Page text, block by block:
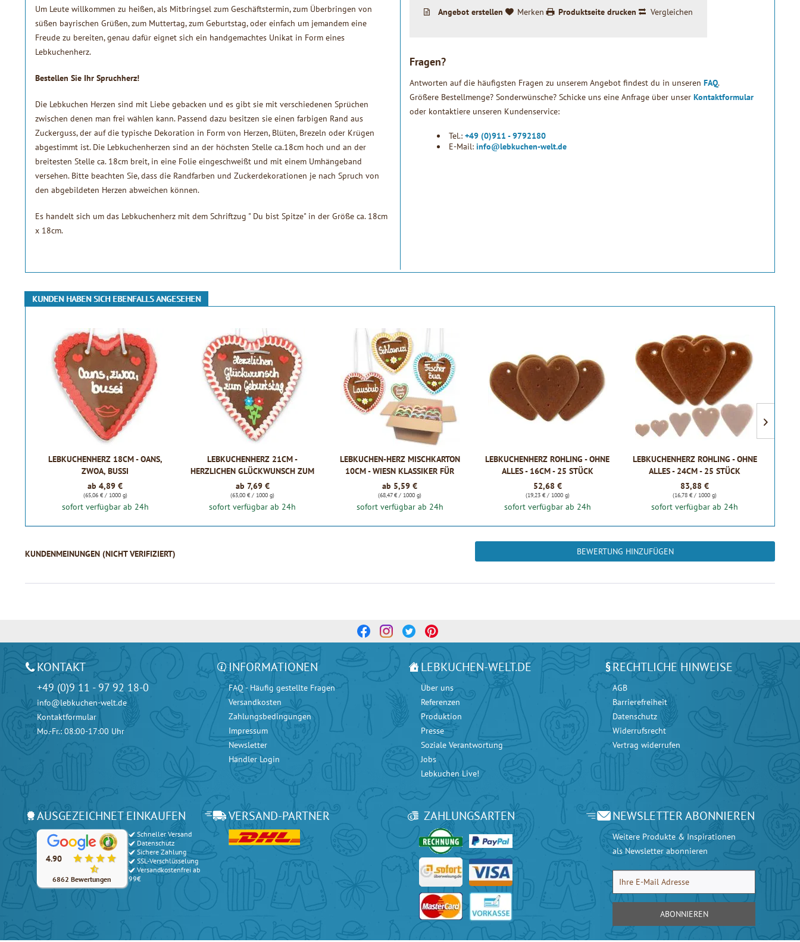
Um Leute willkommen zu heißen, als Mitbringsel zum Geschäftstermin, zum Überbringen von
süßen bayrischen Grüßen, zum Muttertag, zum Geburtstag, oder einfach um jemandem eine
Freude zu bereiten, genau dafür eignet sich ein handgemachtes Unikat in Form eines
Lebkuchenherz.
Bestellen Sie Ihr Spruchherz!
Die Lebkuchen Herzen sind mit Liebe gebacken und es gibt sie mit verschiedenen Sprüchen
zwischen denen man frei wählen kann. Passend dazu besitzen sie einen farbigen Rand aus
Zuckerguss, der auf die typische Dekoration in Form von Herzen, Blüten, Brezeln oder Krügen
abgestimmt ist. Die Lebkuchenherzen sind an der höchsten Stelle ca.18cm hoch und an der
breitesten Stelle ca. 18cm breit, in eine Folie eingeschweißt und mit einem Umhängeband
versehen. Bitte beachten Sie, dass die Randfarben und Zuckerdekorationen je nach Spruch von
den abgebildeten Herzen abweichen können.
Es handelt sich um das Lebkuchenherz mit dem Schriftzug " Du bist Spitze" in der Größe ca. 18cm
x 18cm.
Angebot erstellen
Merken Produktseite drucken Vergleichen
Fragen?
Antworten auf die häufigsten Fragen zu unserem Angebot findest du in unseren FAQ.
Größere Bestellmenge? Sonderwünsche? Schicke uns eine Anfrage über unser Kontaktformular
oder kontaktiere unseren Kundenservice:
Tel.: +49 (0)911 - 9792180
E-Mail: info@lebkuchen-welt.de
KUNDEN HABEN SICH EBENFALLS ANGESEHEN
LEBKUCHENHERZ 18CM - OANS,
ZWOA, BUSSI
ab 4,89 €
(65,06 € / 1000 g)
sofort verfügbar ab 24h
LEBKUCHENHERZ 21CM -
HERZLICHEN GLÜCKWUNSCH ZUM
GEBURTSTAG
ab 7,69 €
(63,00 € / 1000 g)
sofort verfügbar ab 24h
LEBKUCHEN-HERZ MISCHKARTON
10CM - WIESN KLASSIKER FÜR
MÄNNER - VERSCH. STÜCKZAHL
ab 5,59 €
(68,47 € / 1000 g)
sofort verfügbar ab 24h
LEBKUCHENHERZ ROHLING - OHNE
ALLES - 16CM - 25 STÜCK
52,68 €
(19,23 € / 1000 g)
sofort verfügbar ab 24h
LEBKUCHENHERZ ROHLING - OHNE
ALLES - 24CM - 25 STÜCK
83,88 €
(16,78 € / 1000 g)
sofort verfügbar ab 24h
KUNDENMEINUNGEN (NICHT VERIFIZIERT) BEWERTUNG HINZUFÜGEN
KONTAKT
+49 (0)9 11 - 97 92 18-0
info@lebkuchen-welt.de
Kontaktformular
Mo.-Fr.: 08:00-17:00 Uhr
INFORMATIONEN
FAQ - Häufig gestellte Fragen
Versandkosten
Zahlungsbedingungen
Impressum
Newsletter
Händler Login
LEBKUCHEN-WELT.DE
Über uns
Referenzen
Produktion
Presse
Soziale Verantwortung
Jobs
Lebkuchen Live!
RECHTLICHE HINWEISE
AGB
Barrierefreiheit
Datenschutz
Widerrufsrecht
Vertrag widerrufen
AUSGEZEICHNET EINKAUFEN
Unsere Kunden bewerten unsere Produkte und unseren Service beiGoogle mit 4.90 / 5 Sternen und beieKomimit 4.80 / 5 Sternen.
4.90
6862 Bewertungen
Schneller Versand
Datenschutz
Sichere Zahlung
SSL-Verschlüsselung
Versandkostenfrei ab
99€
VERSAND-PARTNER ZAHLUNGSARTEN NEWSLETTER ABONNIEREN
Weitere Produkte & Inspirationen
als Newsletter abonnieren
ABONNIEREN